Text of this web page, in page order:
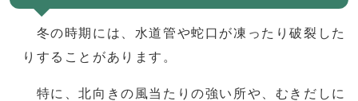
冬の時期には、水道管や蛇口が凍ったり破裂した
りすることがあります。
特に、北向きの風当たりの強い所や、むきだしに